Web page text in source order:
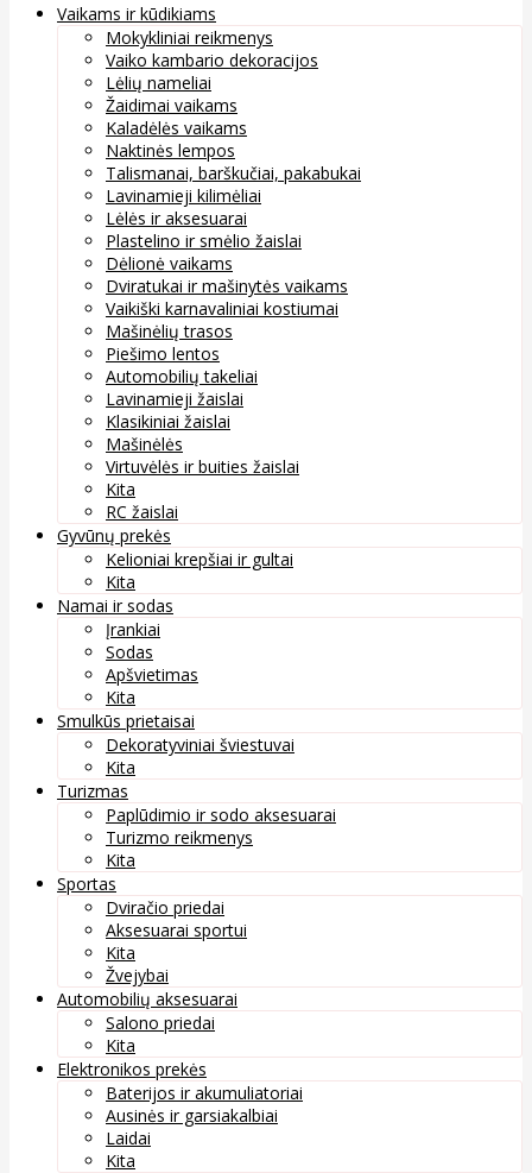
Vaikams ir kūdikiams
Mokykliniai reikmenys
Vaiko kambario dekoracijos
Lėlių nameliai
Žaidimai vaikams
Kaladėlės vaikams
Naktinės lempos
Talismanai, barškučiai, pakabukai
Lavinamieji kilimėliai
Lėlės ir aksesuarai
Plastelino ir smėlio žaislai
Dėlionė vaikams
Dviratukai ir mašinytės vaikams
Vaikiški karnavaliniai kostiumai
Mašinėlių trasos
Piešimo lentos
Automobilių takeliai
Lavinamieji žaislai
Klasikiniai žaislai
Mašinėlės
Virtuvėlės ir buities žaislai
Kita
RC žaislai
Gyvūnų prekės
Kelioniai krepšiai ir gultai
Kita
Namai ir sodas
Įrankiai
Sodas
Apšvietimas
Kita
Smulkūs prietaisai
Dekoratyviniai šviestuvai
Kita
Turizmas
Paplūdimio ir sodo aksesuarai
Turizmo reikmenys
Kita
Sportas
Dviračio priedai
Aksesuarai sportui
Kita
Žvejybai
Automobilių aksesuarai
Salono priedai
Kita
Elektronikos prekės
Baterijos ir akumuliatoriai
Ausinės ir garsiakalbiai
Laidai
Kita